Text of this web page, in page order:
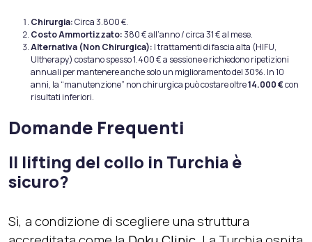
Chirurgia:Circa 3.800 €.
Costo Ammortizzato:380 € all’anno / circa 31 € al mese.
Alternativa (Non Chirurgica): I trattamenti di fascia alta (HIFU,
Ultherapy) costano spesso 1.400 € a sessione e richiedono ripetizioni
annuali per mantenere anche solo un miglioramento del 30%. In 10
anni, la “manutenzione” non chirurgica può costare oltre14.000 €con
risultati inferiori.
Domande Frequenti
Il lifting del collo in Turchia è
sicuro?
Sì, a condizione di scegliere una struttura